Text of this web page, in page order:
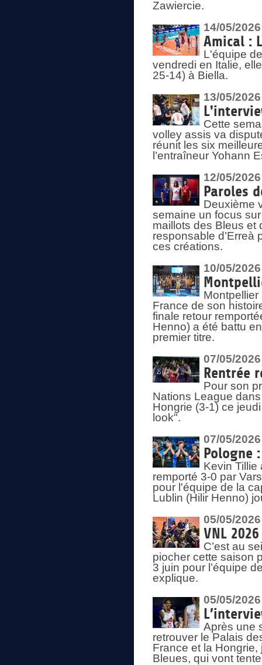
Zawiercie.
14/05/2026
Amical :
L'équipe
vendredi en Italie,
25-14) à Biella.
13/05/2026
Cette
volley assis va
réunit les six
l’entraîneur Yohann
12/05/2026
Paroles
Deuxième
semaine un focus
maillots des Bleus et
responsable d’Erreà
ces créations.
10/05/2026
France de son
finale retour
Henno) a été battu
premier titre.
07/05/2026
Rentrée
Pour son
Nations League
Hongrie (3-1) ce
look".
07/05/2026
Pologne
Kevin Tillie
remporté 3-0 par
pour l'équipe de la
Lublin (Hilir Henno)
05/05/2026
VNL
C’est au
piocher cette saison
3 juin pour l’équipe
explique.
05/05/2026
Après une
retrouver le Palais
France et la Hongrie,
Bleues, qui vont